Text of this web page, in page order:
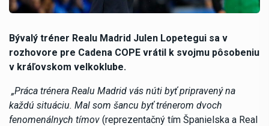
Bývalý tréner Realu Madrid Julen Lopetegui sa v
rozhovore pre Cadena COPE vrátil k svojmu pôsobeniu
v kráľovskom velkoklube.
„Práca trénera Realu Madrid vás núti byť pripravený na
každú situáciu. Mal som šancu byť trénerom dvoch
fenomenálnych tímov (reprezentačný tím Španielska a Real